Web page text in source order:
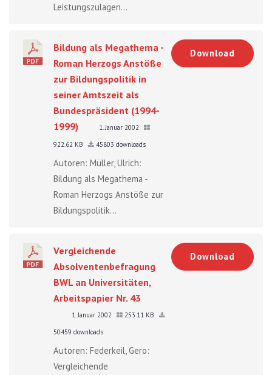
Leistungszulagen...
Bildung als Megathema -
Roman Herzogs Anstöße
zur Bildungspolitik in
seiner Amtszeit als
Bundespräsident (1994-
1999)
1. Januar 2002
922.62 KB
45803 downloads
Autoren: Müller, Ulrich:
Bildung als Megathema -
Roman Herzogs Anstöße zur
Bildungspolitik...
Download
Vergleichende
Absolventenbefragung
BWL an Universitäten,
Arbeitspapier Nr. 43
1. Januar 2002
253.11 KB
50459 downloads
Autoren: Federkeil, Gero:
Vergleichende
Download